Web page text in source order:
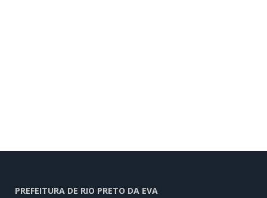
PREFEITURA DE RIO PRETO DA EVA